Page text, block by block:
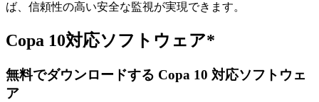
ば、信頼性の高い安全な監視が実現できます。
Copa 10対応ソフトウェア*
無料でダウンロードする Copa 10 対応ソフトウェ
ア